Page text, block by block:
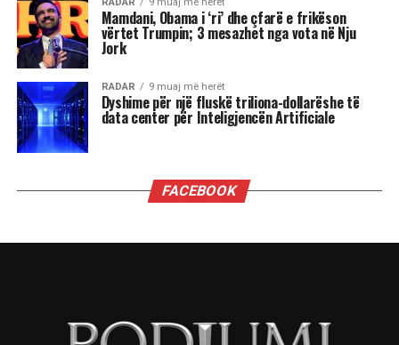
“Dua të di sa i “shquar” duhet të jem që dyert e
Zyrës Ovale të hapen në rast se bëhem
kryeministër i Shqipërisë kur në Shtëpinë e
Bardhë rikthehet fraksioni mafioz i George Soros
i së majtës së sotme shumë shumë shumë
malinje?”
”Ju thatë që mund të zgjedh përgjigjen që dua t’i
shumë, shumë keq për atë që keni kaluar
sanksioneve të vendosura ndaj z. Berisha. Nuk